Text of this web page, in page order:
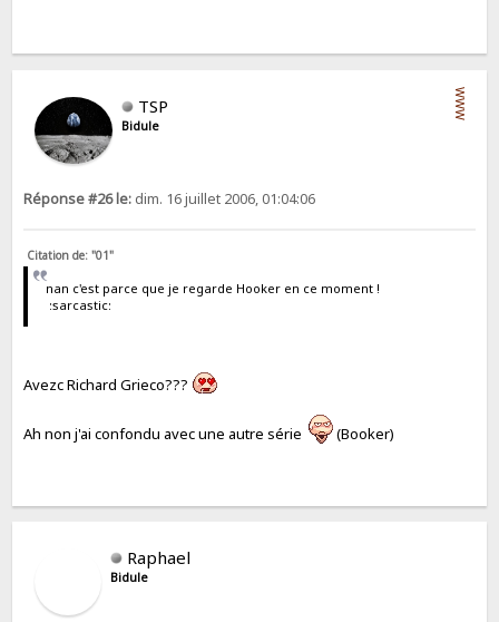
TSP
Bidule
WWW
Réponse #26 le: dim. 16 juillet 2006, 01:04:06
Citation de: "01"
nan c'est parce que je regarde Hooker en ce moment !
:sarcastic:
Avezc Richard Grieco???
Ah non j'ai confondu avec une autre série (Booker)
Raphael
Bidule